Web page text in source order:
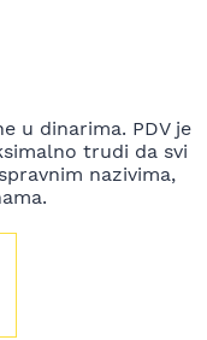
u dinarima. PDV je
trudi da svi
nazivima,